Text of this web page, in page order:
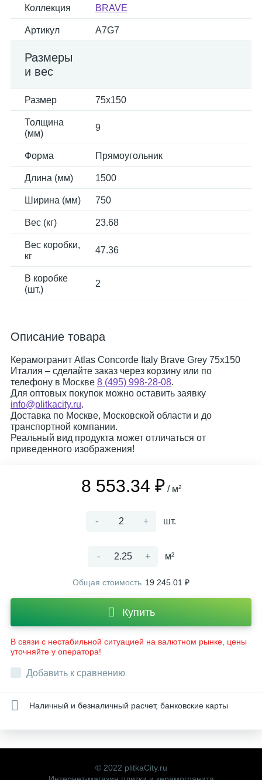
Коллекция BRAVE
Артикул A7G7
Размеры
и вес
Размер 75x150
Толщина
(мм)
9
Форма Прямоугольник
Длина (мм) 1500
Ширина (мм) 750
Вес (кг) 23.68
Вес коробки,
кг
47.36
В коробке
(шт.)
2
Описание товара
Керамогранит Atlas Concorde Italy Brave Grey 75x150
Италия – сделайте заказ через корзину или по
телефону в Москве 8 (495) 998-28-08.
Для оптовых покупок можно оставить заявку
info@plitkacity.ru.
Доставка по Москве, Московской области и до
транспортной компании.
Реальный вид продукта может отличаться от
приведенного изображения!
8 553.34 ₽ / м²
- + шт.
- + м²
Общая стоимость 19 245.01 ₽
Купить
В связи с нестабильной ситуацией на валютном рынке, цены
уточняйте у оператора!
Добавить к сравнению
Наличный и безналичный расчет, банковские карты
© 2022 plitkaCity.ru